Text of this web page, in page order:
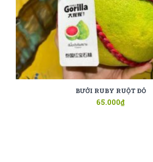
BƯỞI RUBY RUỘT ĐỎ
65.000₫